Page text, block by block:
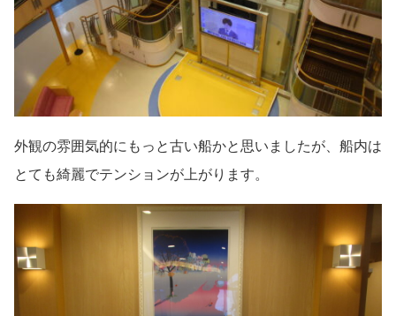
外観の雰囲気的にもっと古い船かと思いましたが、船内は
とても綺麗でテンションが上がります。